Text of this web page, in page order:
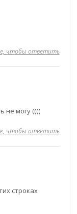
чтобы ответить
не могу ((((
чтобы ответить
строках